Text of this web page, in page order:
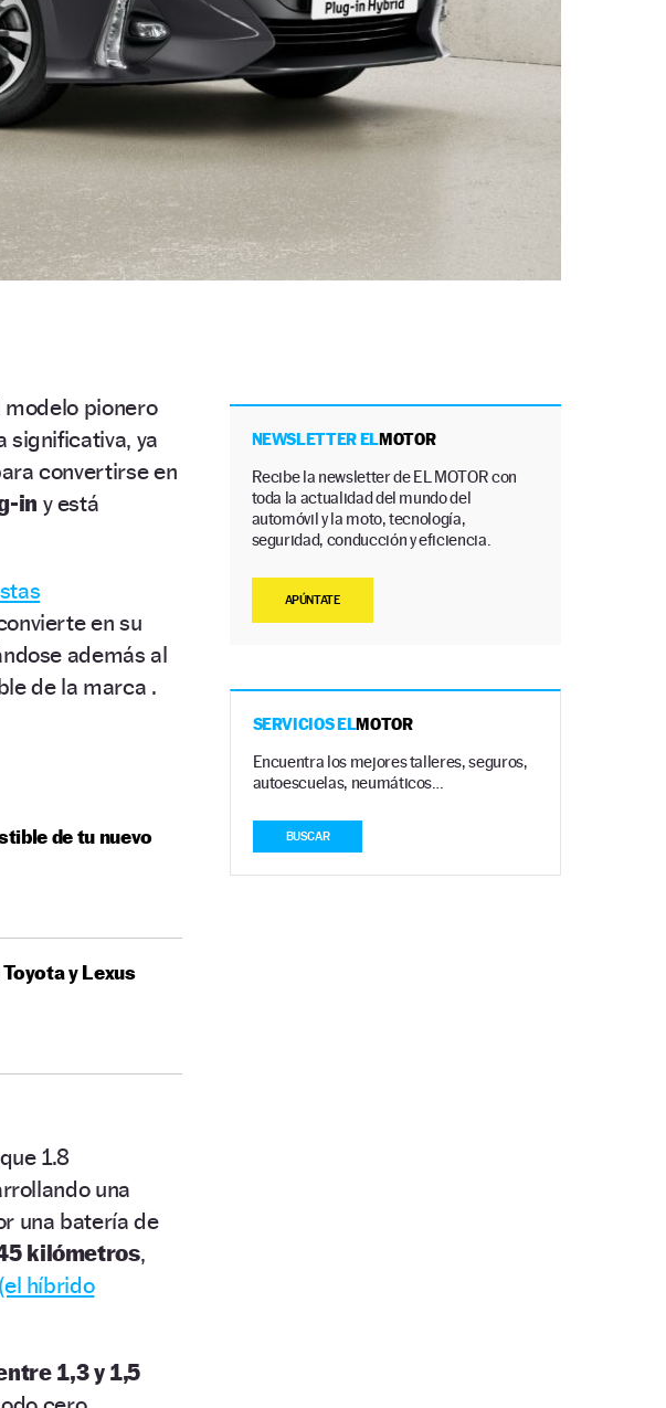
modelo pionero
significativa, ya
convertirse en
in y está
en su
además al
de la marca .
de tu nuevo
y Lexus
1.8
una
una batería de
kilómetros,
híbrido
1,3 y 1,5
NEWSLETTER ELMOTOR
Recibe la newsletter de EL MOTOR con
toda la actualidad del mundo del
automóvil y la moto, tecnología,
seguridad, conducción y eficiencia.
APÚNTATE
SERVICIOS ELMOTOR
Encuentra los mejores talleres, seguros,
autoescuelas, neumáticos…
BUSCAR